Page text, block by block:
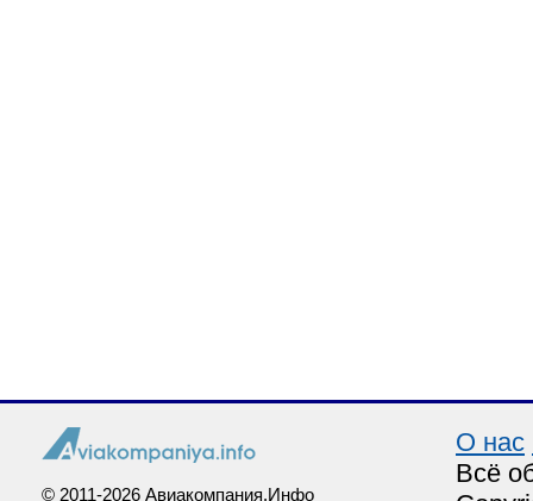
© 2011-2026 Авиакомпания.Инфо
О нас
Всё